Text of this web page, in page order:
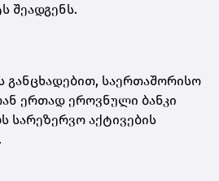
შეადგენს.
განცხადებით, საერთაშორისო
ერთად ეროვნული ბანკი
სარეზერვო აქტივების